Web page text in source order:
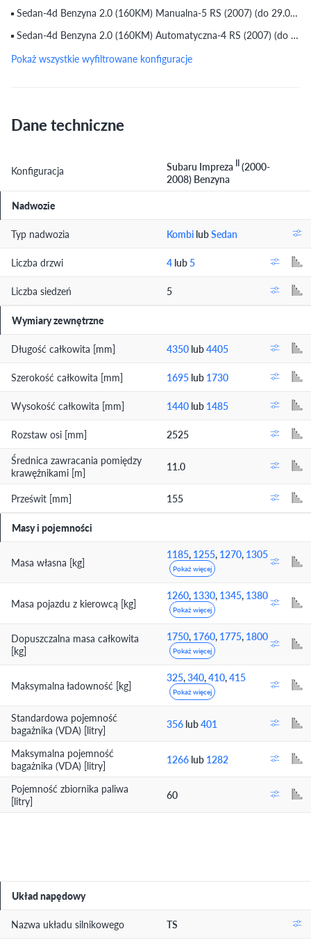
Sedan-4d Benzyna 2.0 (160KM) Manualna-5 RS (2007) (do 29.09.2007)
Sedan-4d Benzyna 2.0 (160KM) Automatyczna-4 RS (2007) (do 29.09.2007)
Pokaż wszystkie wyfiltrowane konfiguracje
Dane techniczne
Konfiguracja Subaru Impreza II(2000-
2008) Benzyna
Nadwozie
Typ nadwozia Kombi lubSedan
Liczba drzwi 4 lub 5
Liczba siedzeń 5
Wymiary zewnętrzne
Długość całkowita [mm] 4350 lub4405
Szerokość całkowita [mm] 1695 lub 1730
Wysokość całkowita [mm] 1440 lub 1485
Rozstaw osi [mm]
2525
Średnica zawracania pomiędzy
krawężnikami [m]
11.0
Prześwit [mm] 155
Masy i pojemności
Masa własna [kg]
1185, 1255, 1270, 1305
Pokaż więcej
Masa pojazdu z kierowcą [kg]
1260, 1330, 1345, 1380
Pokaż więcej
Dopuszczalna masa całkowita
[kg]
1750, 1760, 1775, 1800
Pokaż więcej
Maksymalna ładowność [kg]
325,340,410,415
Pokaż więcej
Standardowa pojemność
bagażnika (VDA) [litry]
356 lub401
Maksymalna pojemność
bagażnika (VDA) [litry]
1266 lub 1282
Pojemność zbiornika paliwa
[litry]
60
Układ napędowy
Nazwa układu silnikowego TS